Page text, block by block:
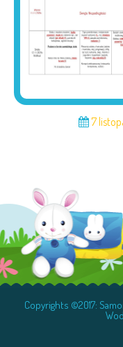
7
Copyrights ©2017: